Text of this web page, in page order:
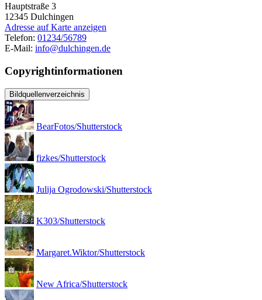
Hauptstraße 3
12345 Dulchingen
Adresse auf Karte anzeigen
Telefon: 01234/56789
E-Mail: info@dulchingen.de
Copyrightinformationen
Bildquellenverzeichnis
BearFotos/Shutterstock
fizkes/Shutterstock
Julija Ogrodowski/Shutterstock
K303/Shutterstock
Margaret.Wiktor/Shutterstock
New Africa/Shutterstock